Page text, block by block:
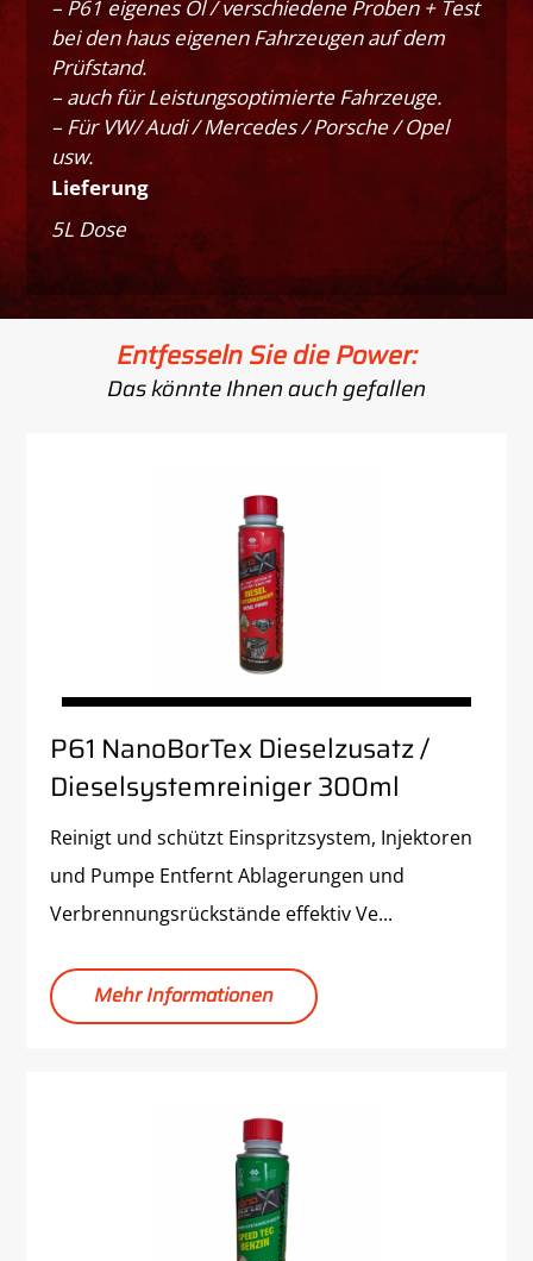
– P61 eigenes Öl / verschiedene Proben + Test
bei den haus eigenen Fahrzeugen auf dem
Prüfstand.
– auch für Leistungsoptimierte Fahrzeuge.
– Für VW/ Audi / Mercedes / Porsche / Opel
usw.
Lieferung
5L Dose
Entfesseln Sie die Power:
Das könnte Ihnen auch gefallen
P61 NanoBorTex Dieselzusatz /
Dieselsystemreiniger 300ml
Reinigt und schützt Einspritzsystem, Injektoren
und Pumpe Entfernt Ablagerungen und
Verbrennungsrückstände effektiv Ve...
Mehr Informationen